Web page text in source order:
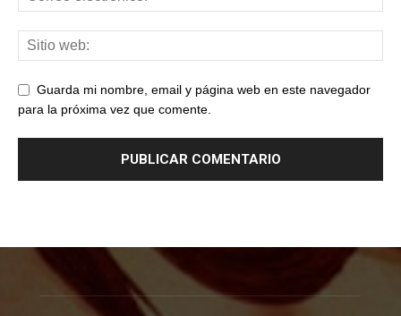
Guarda mi nombre, email y página web en este navegador
para la próxima vez que comente.